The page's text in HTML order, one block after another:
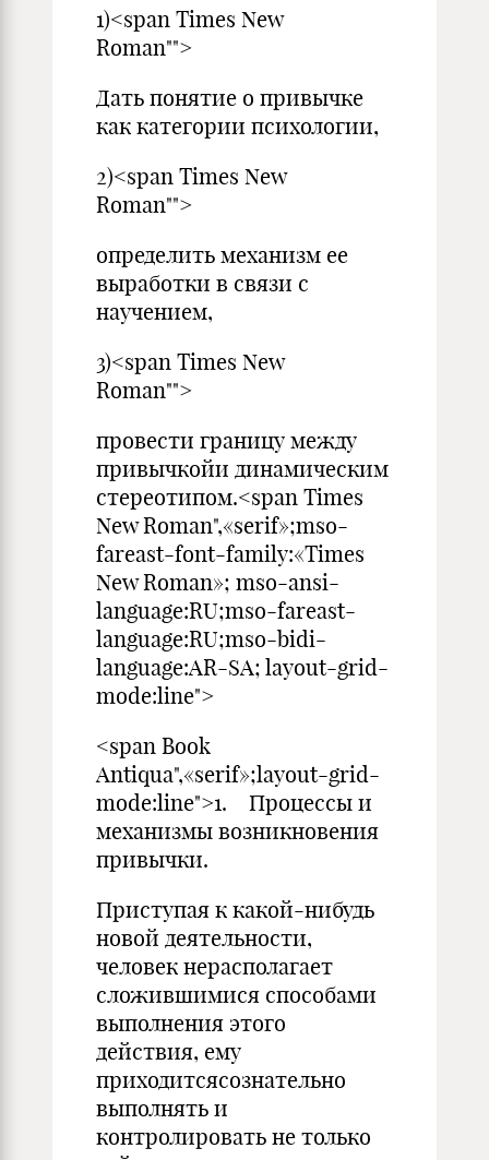
1)<span Times New
Roman"">
Дать понятие о привычке
как категории психологии,
2)<span Times New
Roman"">
определить механизм ее
выработки в связи с
научением,
3)<span Times New
Roman"">
провести границу между
привычкойи динамическим
стереотипом.<span Times
New Roman",«serif»;mso-
fareast-font-family:«Times
New Roman»; mso-ansi-
language:RU;mso-fareast-
language:RU;mso-bidi-
language:AR-SA; layout-grid-
mode:line">
<span Book
Antiqua",«serif»;layout-grid-
mode:line">1. Процессы и
механизмы возникновения
привычки.
Приступая к какой-нибудь
новой деятельности,
человек нерасполагает
сложившимися способами
выполнения этого
действия, ему
приходитсясознательно
выполнять и
контролировать не только